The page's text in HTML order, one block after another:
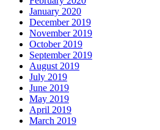
January 2020
December 2019
November 2019
October 2019
September 2019
August 2019
July 2019
June 2019
May 2019
April 2019
March 2019